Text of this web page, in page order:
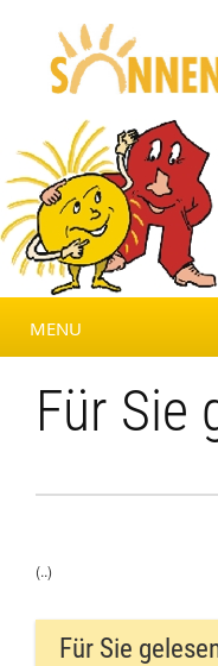
MENU
Für Sie
(..)
Für Sie